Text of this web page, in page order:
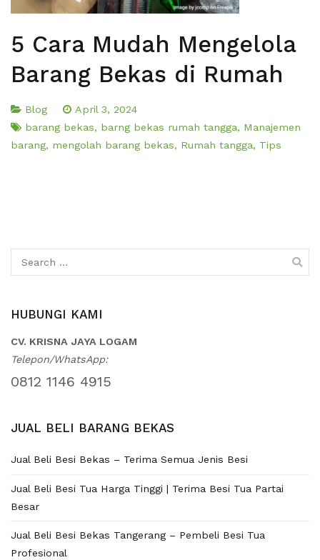
5 Cara Mudah Mengelola
Barang Bekas di Rumah
Blog
April 3, 2024
barang bekas, barng bekas rumah tangga, Manajemen
barang, mengolah barang bekas, Rumah tangga, Tips
for:
HUBUNGI KAMI
CV. KRISNA JAYA LOGAM
Telepon/WhatsApp:
0812 1146 4915
JUAL BELI BARANG BEKAS
Jual Beli Besi Bekas – Terima Semua Jenis Besi
Jual Beli Besi Tua Harga Tinggi | Terima Besi Tua Partai
Besar
Jual Beli Besi Bekas Tangerang – Pembeli Besi Tua
Profesional